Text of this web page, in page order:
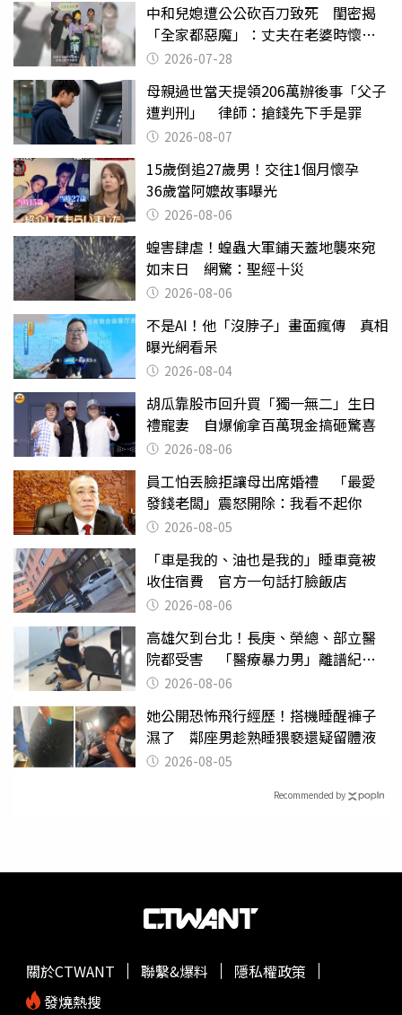
中和兒媳遭公公砍百刀致死 閨密揭
「全家都惡魔」：丈夫在老婆時懷孕
摔東西
2026-07-28
母親過世當天提領206萬辦後事「父子
遭判刑」 律師：搶錢先下手是罪
2026-08-07
15歲倒追27歲男！交往1個月懷孕
36歲當阿嬤故事曝光
2026-08-06
蝗害肆虐！蝗蟲大軍鋪天蓋地襲來宛
如末日 網驚：聖經十災
2026-08-06
不是AI！他「沒脖子」畫面瘋傳 真相
曝光網看呆
2026-08-04
胡瓜靠股市回升買「獨一無二」生日
禮寵妻 自爆偷拿百萬現金搞砸驚喜
2026-08-06
員工怕丟臉拒讓母出席婚禮 「最愛
發錢老闆」震怒開除：我看不起你
2026-08-05
「車是我的、油也是我的」睡車竟被
收住宿費 官方一句話打臉飯店
2026-08-06
高雄欠到台北！長庚、榮總、部立醫
院都受害 「醫療暴力男」離譜紀錄
曝光2026-08-06
她公開恐怖飛行經歷！搭機睡醒褲子
濕了 鄰座男趁熟睡猥褻還疑留體液
2026-08-05
Recommended by
關於CTWANT 聯繫&爆料
隱私權政策
發燒熱搜